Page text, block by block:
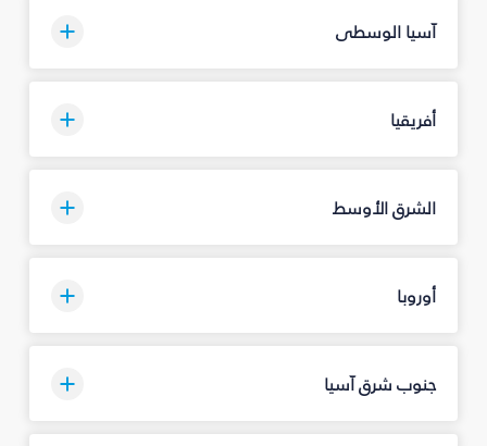
آسيا الوسطى
أفريقيا
الشرق الأوسط
أوروبا
جنوب شرق آسيا